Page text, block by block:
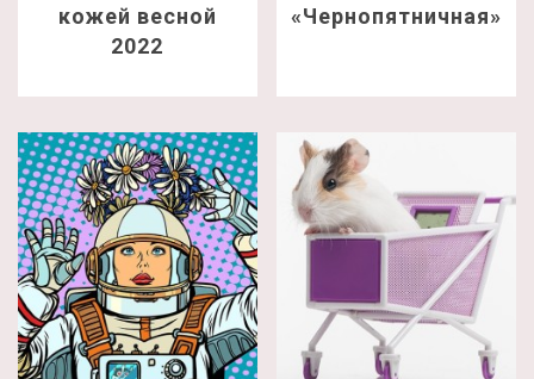
кожей весной
2022
«Чернопятничная»